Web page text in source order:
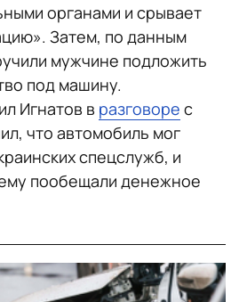
органами и срывает
Затем, по данным
мужчине подложить
под машину.
Игнатов в разговоре с
что автомобиль мог
спецслужб, и
пообещали денежное